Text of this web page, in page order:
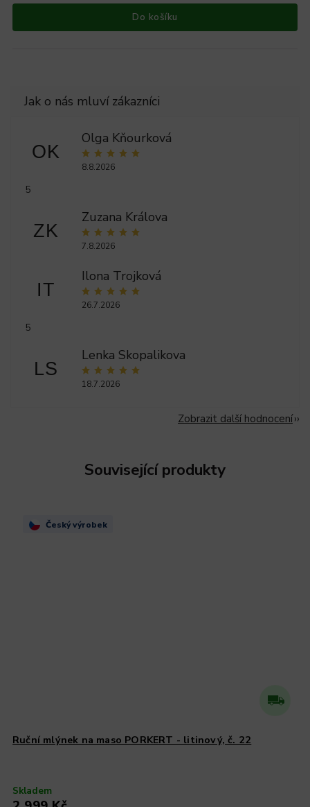
Do košíku
OK
Olga Kňourková
8.8.2026
5
ZK
Zuzana Králova
7.8.2026
IT
Ilona Trojková
26.7.2026
5
LS
Lenka Skopalikova
18.7.2026
Zobrazit další hodnocení
Související produkty
Český výrobek
Ruční mlýnek na maso PORKERT - litinový, č. 22
Skladem